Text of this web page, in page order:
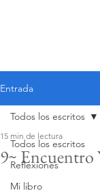
Entrada
Todos los escritos
Reflexiones
Mi libro
Todos los escritos
9~ Encuentro
15 min de lectura